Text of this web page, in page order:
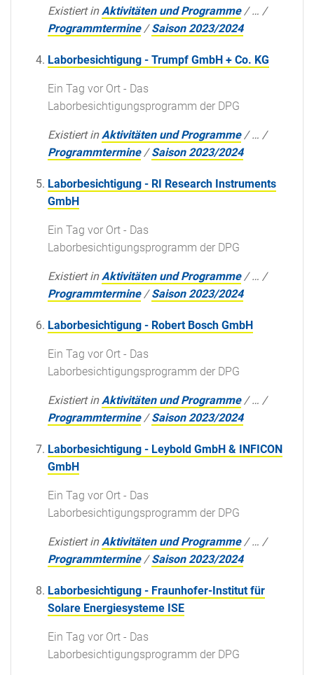
Existiert in Aktivitäten und Programme /… /
Programmtermine /Saison 2023/2024
Laborbesichtigung - Trumpf GmbH + Co. KG
Ein Tag vor Ort - Das
Laborbesichtigungsprogramm der DPG
Existiert in Aktivitäten und Programme /… /
Programmtermine /Saison 2023/2024
Laborbesichtigung - RI Research Instruments
GmbH
Ein Tag vor Ort - Das
Laborbesichtigungsprogramm der DPG
Existiert in Aktivitäten und Programme /… /
Programmtermine /Saison 2023/2024
Laborbesichtigung - Robert Bosch GmbH
Ein Tag vor Ort - Das
Laborbesichtigungsprogramm der DPG
Existiert in Aktivitäten und Programme /… /
Programmtermine /Saison 2023/2024
Laborbesichtigung - Leybold GmbH & INFICON
GmbH
Ein Tag vor Ort - Das
Laborbesichtigungsprogramm der DPG
Existiert in Aktivitäten und Programme /… /
Programmtermine /Saison 2023/2024
Laborbesichtigung - Fraunhofer-Institut für
Solare Energiesysteme ISE
Ein Tag vor Ort - Das
Laborbesichtigungsprogramm der DPG